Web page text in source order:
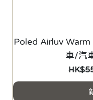
Poled Airluv Warm
車/汽
一般